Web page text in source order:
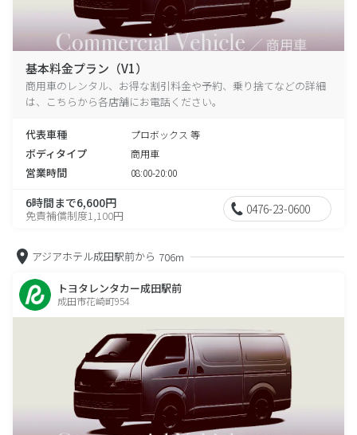
基本料金プラン（V1）
商用車のレンタル、お得な割引料金や予約、乗り捨てなどの詳細
は、こちらから各店舗にお電話ください。
代表車種 プロボックス 等
ボディタイプ 商用車
営業時間 08:00-20:00
6時間まで6,600円
免責補償制度1,100円 0476-23-0600
アジアホテル成田駅前から 706m
トヨタレンタカー成田駅前
成田市花崎町954